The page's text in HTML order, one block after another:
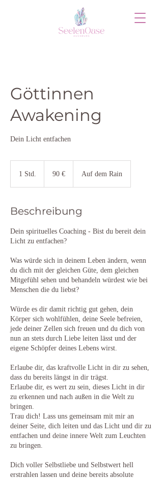
Göttinnen
Awakening
Dein Licht entfachen
1 Std. 90 € Auf dem Rain
Beschreibung
Dein spirituelles Coaching - Bist du bereit dein
Licht zu entfachen?
Was würde sich in deinem Leben ändern, wenn
du dich mit der gleichen Güte, dem gleichen
Mitgefühl sehen und behandeln würdest wie bei
Menschen die du liebst?
Würde es dir damit richtig gut gehen, dein
Körper sich wohlfühlen, deine Seele befreien,
jede deiner Zellen sich freuen und du dich von
nun an stets durch Liebe leiten lässt und der
eigene Schöpfer deines Lebens wirst.
Erlaube dir, das kraftvolle Licht in dir zu sehen,
dass du bereits längst in dir trägst.
Erlaube dir, es wert zu sein, dieses Licht in dir
zu erkennen und nach außen in die Welt zu
bringen.
Trau dich! Lass uns gemeinsam mit mir an
deiner Seite, dich leiten und das Licht und dir zu
entfachen und deine innere Welt zum Leuchten
zu bringen.
Dich voller Selbstliebe und Selbstwert hell
erstrahlen lassen und deine bereits absolute